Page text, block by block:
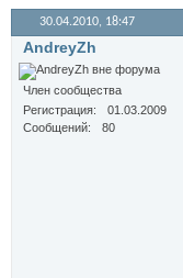
30.04.2010, 18:47
AndreyZh
Член сообщества
Регистрация
01.03.2009
Сообщений
80